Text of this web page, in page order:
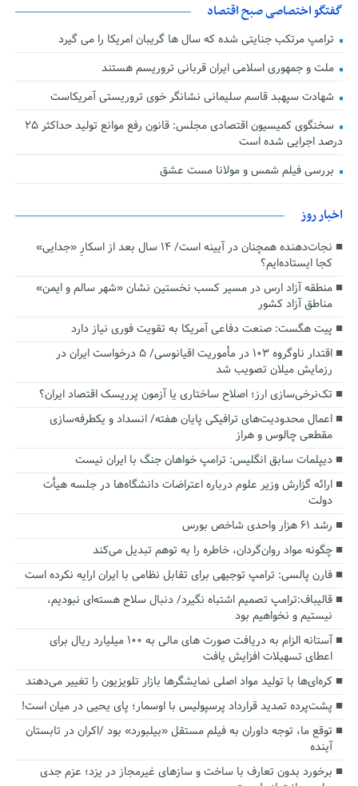
گفتگو اختصاصی صبح اقتصاد
ترامپ مرتکب جنایتی شده که سال ها گریبان امریکا را می گیرد
ملت و جمهوری اسلامی ایران قربانی تروریسم هستند
شهادت سپهبد قاسم سلیمانی نشانگر خوی تروریستی آمریکاست
سخنگوی کمیسیون اقتصادی مجلس: قانون رفع موانع تولید حداکثر ۲۵
درصد اجرایی شده است
بررسی فیلم شمس و مولانا مست عشق
اخبار روز
نجات‌دهنده‌ همچنان در آیینه است/ ۱۴ سال بعد از اسکارِ «جدایی»
کجا ایستاده‌ایم؟
منطقه آزاد ارس در مسیر کسب نخستین نشان «شهر سالم و ایمن»
مناطق آزاد کشور
پیت هگست: صنعت دفاعی آمریکا به تقویت فوری نیاز دارد
اقتدار ناوگروه ۱۰۳ در مأموریت‌ اقیانوسی/ ۵ درخواست ایران در
رزمایش میلان تصویب شد
تک‌نرخی‌سازی ارز؛ اصلاح ساختاری یا آزمون پرریسک اقتصاد ایران؟
اعمال محدودیت‌های ترافیکی پایان هفته/ انسداد و یکطرفه‌سازی
مقطعی چالوس و هراز
دیپلمات سابق انگلیس:‌ ترامپ خواهان جنگ با ایران نیست
ارائه گزارش وزیر علوم درباره اعتراضات دانشگاه‌ها در جلسه هیأت
دولت
رشد ۶۱ هزار واحدی شاخص بورس
چگونه مواد روان‌گردان، خاطره را به توهم تبدیل می‌کند
فارن پالسی: ترامپ توجیهی برای تقابل نظامی با ایران ارایه نکرده است
قالیباف:ترامپ تصمیم اشتباه نگیرد/ دنبال سلاح هسته‌ای نبودیم،
نیستیم و نخواهیم بود
آستانه الزام به دریافت صورت های مالی به ۱۰۰ میلیارد ریال برای
اعطای تسهیلات افزایش یافت
کره‌ای‌ها با تولید مواد اصلی نمایشگرها بازار تلویزیون را تغییر می‌دهند
پشت‌پرده تمدید قرارداد پرسپولیس با اوسمار؛ پای یحیی در میان است!
توقع ما، توجه داوران به فیلم مستقل «بیلبورد» بود /اکران در تابستان
آینده
برخورد بدون تعارف با ساخت‌ و سازهای غیرمجاز در یزد؛ عزم جدی